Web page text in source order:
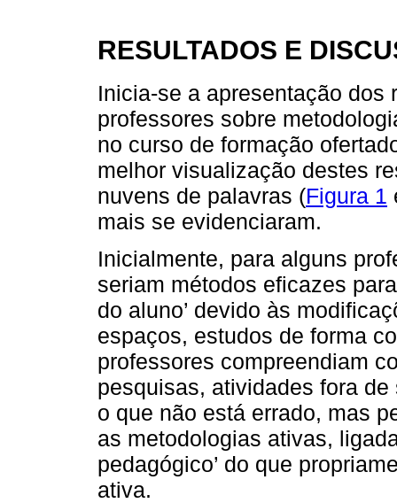
RESULTADOS E
Inicia-se a apresentação dos
professores sobre
no curso de formação
melhor visualização destes
nuvens de palavras (Figura 1
mais se evidenciaram.
Inicialmente, para alguns
seriam métodos eficazes
do aluno’ devido às
espaços, estudos de forma
professores compreendiam
pesquisas, atividades fora
o que não está errado, mas
as metodologias ativas,
pedagógico’ do que
ativa.